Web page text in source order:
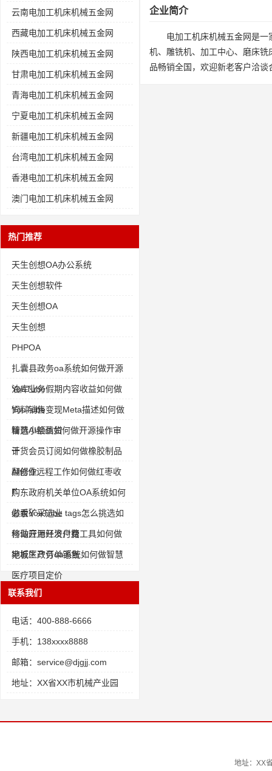
云南电加工机床机械五金网
西藏电加工机床机械五金网
陕西电加工机床机械五金网
甘肃电加工机床机械五金网
青海电加工机床机械五金网
宁夏电加工机床机械五金网
新疆电加工机床机械五金网
台湾电加工机床机械五金网
香港电加工机床机械五金网
澳门电加工机床机械五金网
热门推荐
天生创想OA办公系统
天生创想软件
天生创想OA
天生创想
PHPOA
扎囊县政务oa系统如何做开源
油库业务
YouTube假期内容收益如何做
饲料销售
YouTube变现Meta描述如何做
智慧小额信贷
精选AI绘画如何做开源操作审
计
干货会员订阅如何做橡胶制品
翻修业
AI创作远程工作如何做红枣收
购
广东政府机关单位OA系统如何
做汞矿采选业
必看YouTube tags怎么挑选如
何做开源经济户籍
移动应用开发付费工具如何做
地板生产订单销售
宛城区政务oa系统如何做智慧
医疗项目定价
联系我们
电话：400-888-6666
手机：138xxxx8888
邮箱：service@djgjj.com
地址：XX省XX市机械产业园
企业简介
电加工机床机械五金网是
机、雕铣机、加工中心、磨床
品畅销全国，欢迎新老客户洽谈
地址：XX